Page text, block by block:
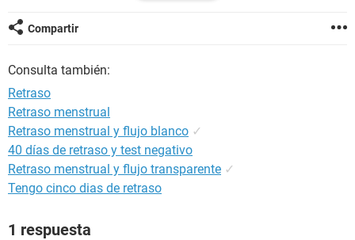
Compartir
Consulta también:
Retraso
Retraso menstrual
Retraso menstrual y flujo blanco ✓
40 días de retraso y test negativo
Retraso menstrual y flujo transparente ✓
Tengo cinco dias de retraso
1 respuesta